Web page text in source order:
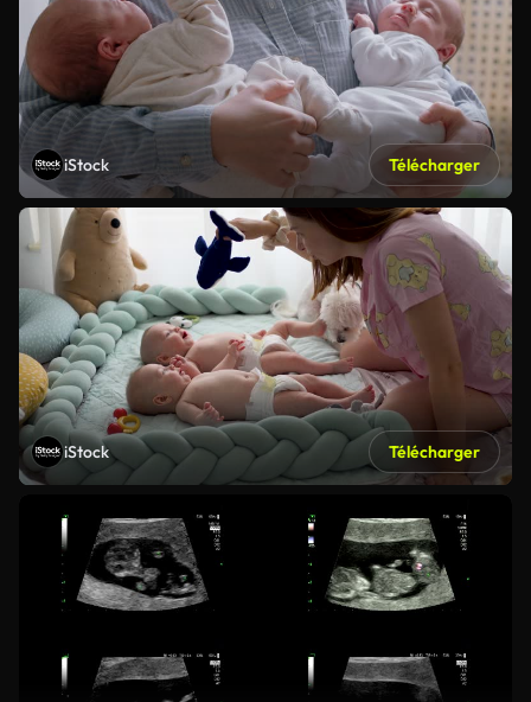
iStock Télécharger
iStock Télécharger